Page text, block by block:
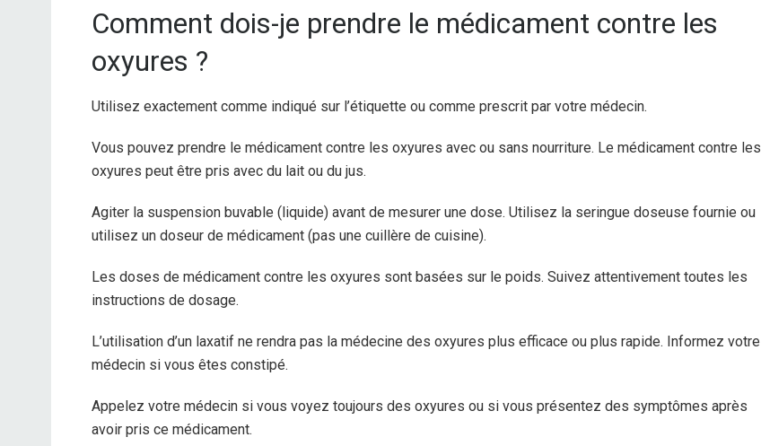
Comment dois-je prendre le médicament contre les
oxyures ?
Utilisez exactement comme indiqué sur l’étiquette ou comme prescrit par votre médecin.
Vous pouvez prendre le médicament contre les oxyures avec ou sans nourriture. Le médicament contre les
oxyures peut être pris avec du lait ou du jus.
Agiter la suspension buvable (liquide) avant de mesurer une dose. Utilisez la seringue doseuse fournie ou
utilisez un doseur de médicament (pas une cuillère de cuisine).
Les doses de médicament contre les oxyures sont basées sur le poids. Suivez attentivement toutes les
instructions de dosage.
L’utilisation d’un laxatif ne rendra pas la médecine des oxyures plus efficace ou plus rapide. Informez votre
médecin si vous êtes constipé.
Appelez votre médecin si vous voyez toujours des oxyures ou si vous présentez des symptômes après
avoir pris ce médicament.